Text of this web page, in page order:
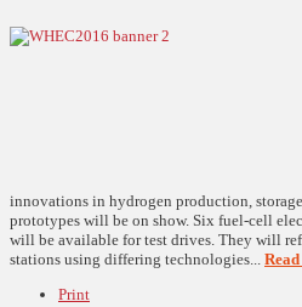
innovations in hydrogen production,
prototypes will be on show. Six fuel-cell
will be available for test drives. They will
stations using differing technologies...
Print